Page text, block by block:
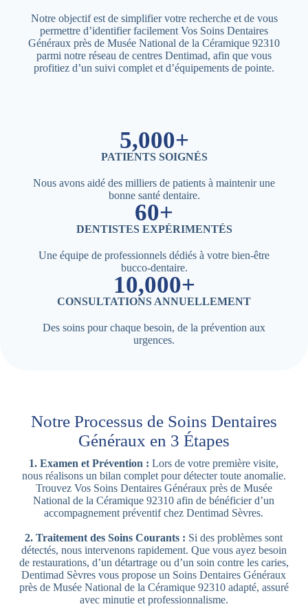
Notre objectif est de simplifier votre recherche et de vous
permettre d’identifier facilement Vos Soins Dentaires
Généraux près de Musée National de la Céramique 92310
parmi notre réseau de centres Dentimad, afin que vous
profitiez d’un suivi complet et d’équipements de pointe.
5,000+
PATIENTS SOIGNÉS
Nous avons aidé des milliers de patients à maintenir une
bonne santé dentaire.
60+
DENTISTES EXPÉRIMENTÉS
Une équipe de professionnels dédiés à votre bien-être
bucco-dentaire.
10,000+
CONSULTATIONS ANNUELLEMENT
Des soins pour chaque besoin, de la prévention aux
urgences.
Notre Processus de Soins Dentaires
Généraux en 3 Étapes
1. Examen et Prévention : Lors de votre première visite,
nous réalisons un bilan complet pour détecter toute anomalie.
Trouvez Vos Soins Dentaires Généraux près de Musée
National de la Céramique 92310 afin de bénéficier d’un
accompagnement préventif chez Dentimad Sèvres.
2. Traitement des Soins Courants : Si des problèmes sont
détectés, nous intervenons rapidement. Que vous ayez besoin
de restaurations, d’un détartrage ou d’un soin contre les caries,
Dentimad Sèvres vous propose un Soins Dentaires Généraux
près de Musée National de la Céramique 92310 adapté, assuré
avec minutie et professionnalisme.